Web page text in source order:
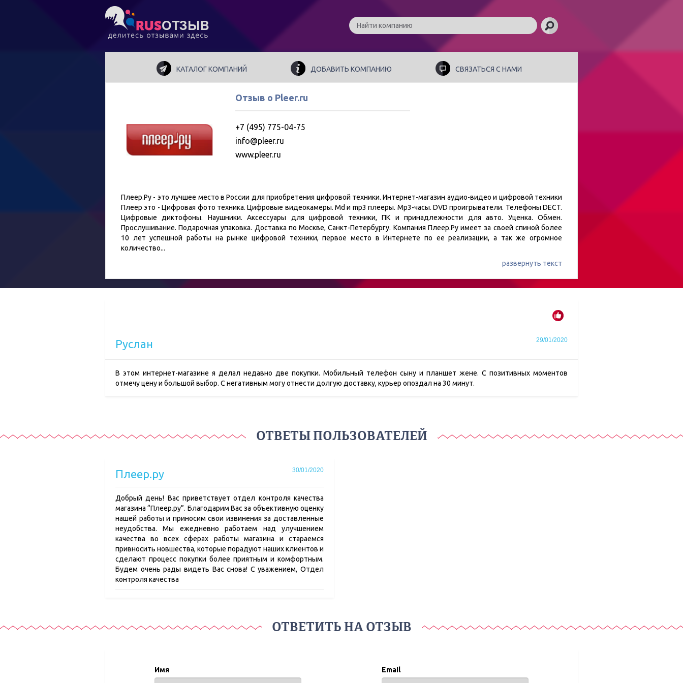
КАТАЛОГ КОМПАНИЙ ДОБАВИТЬ КОМПАНИЮ СВЯЗАТЬСЯ С НАМИ
Отзыв о Pleer.ru
+7 (495) 775-04-75
info@pleer.ru
www.pleer.ru
Плеер.Ру - это лучшее место в России для приобретения цифровой техники. Интернет-магазин аудио-видео и цифровой техники
Плеер это - Цифровая фото техника. Цифровые видеокамеры. Md и mp3 плееры. Mp3-часы. DVD проигрыватели. Телефоны DECT.
Цифровые диктофоны. Наушники. Аксессуары для цифровой техники, ПК и принадлежности для авто. Уценка. Обмен.
Прослушивание. Подарочная упаковка. Доставка по Москве, Санкт-Петербургу. Компания Плеер.Ру имеет за своей спиной более
10 лет успешной работы на рынке цифровой техники, первое место в Интернете по ее реализации, а так же огромное
количество...
развернуть текст
Руслан 29/01/2020
В этом интернет-магазине я делал недавно две покупки. Мобильный телефон сыну и планшет жене. С позитивных моментов
отмечу цену и большой выбор. С негативным могу отнести долгую доставку, курьер опоздал на 30 минут.
ОТВЕТЫ ПОЛЬЗОВАТЕЛЕЙ
Плеер.ру 30/01/2020
Добрый день! Вас приветствует отдел контроля качества
магазина “Плеер.ру”. Благодарим Вас за объективную оценку
нашей работы и приносим свои извинения за доставленные
неудобства. Мы ежедневно работаем над улучшением
качества во всех сферах работы магазина и стараемся
привносить новшества, которые порадуют наших клиентов и
сделают процесс покупки более приятным и комфортным.
Будем очень рады видеть Вас снова! С уважением, Отдел
контроля качества
ОТВЕТИТЬ НА ОТЗЫВ
Имя Email